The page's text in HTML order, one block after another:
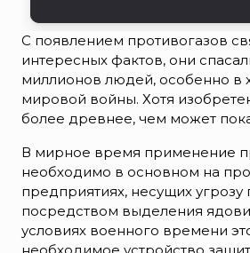
С появлением противогазов
интересных фактов, они
миллионов людей, особенно в
мировой войны. Хотя
более древнее, чем может
В мирное время применение
необходимо в основном на
предприятиях, несущих угрозу
посредством выделения
условиях военного времени